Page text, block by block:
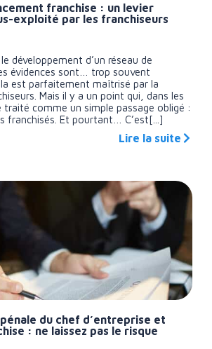
franchise : un levier
exploité par les franchiseurs
développement d’un réseau de
évidences sont… trop souvent
est parfaitement maîtrisé par la
Mais il y a un point qui, dans les
comme un simple passage obligé :
franchisés. Et pourtant… C’est[...]
Lire la suite
du chef d’entreprise et
: ne laissez pas le risque